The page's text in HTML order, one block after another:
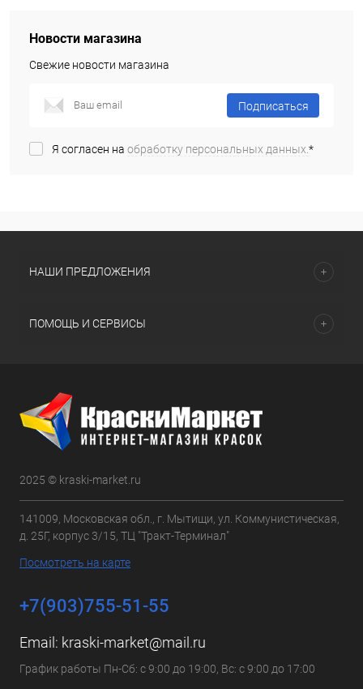
Новости магазина
Свежие новости магазина
Подписаться
Я согласен на обработку персональных данных.*
НАШИ ПРЕДЛОЖЕНИЯ
ПОМОЩЬ И СЕРВИСЫ
2025 © kraski-market.ru
141009, Московская обл., г. Мытищи, ул. Коммунистическая,
д. 25Г, корпус 3/15, ТЦ "Тракт-Терминал"
Посмотреть на карте
+7(903)755-51-55
Email: kraski-market@mail.ru
График работы Пн-Сб: с 9:00 до 19:00, Вс: с 9:00 до 17:00